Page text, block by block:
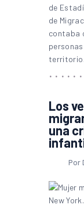
de
de
contaba
Los
una
Por